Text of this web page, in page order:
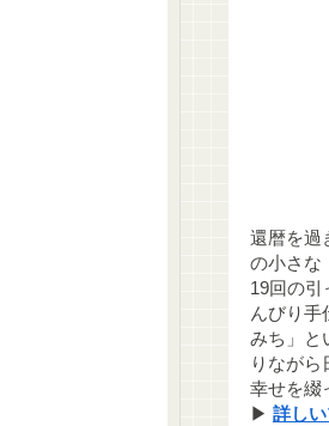
還暦を過
の小さな
19回の
んびり手
みち」と
りながら
幸せを綴
▶ 詳し